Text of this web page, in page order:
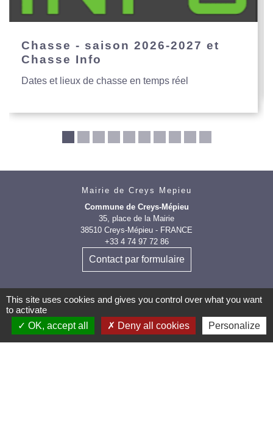
Chasse - saison 2026-2027 et
Chasse Info
Dates et lieux de chasse en temps réel
Mairie de Creys Mepieu
Commune de Creys-Mépieu
35, place de la Mairie
38510 Creys-Mépieu - FRANCE
+33 4 74 97 72 86
Contact par formulaire
This site uses cookies and gives you control over what you want
to activate
OK, accept all
Deny all cookies Personalize